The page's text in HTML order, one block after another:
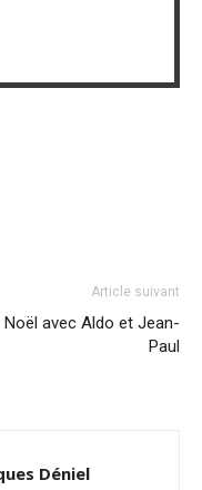
Article suivant
Noël avec Aldo et Jean-
Paul
Déniel